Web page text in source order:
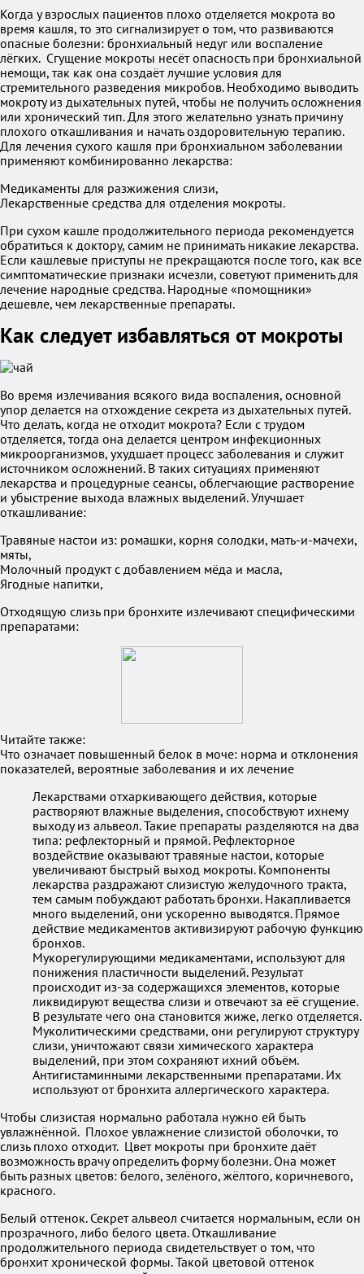
Когда у взрослых пациентов плохо отделяется мокрота во
время кашля, то это сигнализирует о том, что развиваются
опасные болезни: бронхиальный недуг или воспаление
лёгких. Сгущение мокроты несёт опасность при бронхиальной
немощи, так как она создаёт лучшие условия для
стремительного разведения микробов. Необходимо выводить
мокроту из дыхательных путей, чтобы не получить осложнения
или хронический тип. Для этого желательно узнать причину
плохого откашливания и начать оздоровительную терапию.
Для лечения сухого кашля при бронхиальном заболевании
применяют комбинированно лекарства:
Медикаменты для разжижения слизи,
Лекарственные средства для отделения мокроты.
При сухом кашле продолжительного периода рекомендуется
обратиться к доктору, самим не принимать никакие лекарства.
Если кашлевые приступы не прекращаются после того, как все
симптоматические признаки исчезли, советуют применить для
лечение народные средства. Народные «помощники»
дешевле, чем лекарственные препараты.
Как следует избавляться от мокроты
Во время излечивания всякого вида воспаления, основной
упор делается на отхождение секрета из дыхательных путей.
Что делать, когда не отходит мокрота? Если с трудом
отделяется, тогда она делается центром инфекционных
микроорганизмов, ухудшает процесс заболевания и служит
источником осложнений. В таких ситуациях применяют
лекарства и процедурные сеансы, облегчающие растворение
и убыстрение выхода влажных выделений. Улучшает
откашливание:
Травяные настои из: ромашки, корня солодки, мать-и-мачехи,
мяты,
Молочный продукт с добавлением мёда и масла,
Ягодные напитки,
Отходящую слизь при бронхите излечивают специфическими
препаратами:
Читайте также:
Что означает повышенный белок в моче: норма и отклонения
показателей, вероятные заболевания и их лечение
Лекарствами отхаркивающего действия, которые
растворяют влажные выделения, способствуют ихнему
выходу из альвеол. Такие препараты разделяются на два
типа: рефлекторный и прямой. Рефлекторное
воздействие оказывают травяные настои, которые
увеличивают быстрый выход мокроты. Компоненты
лекарства раздражают слизистую желудочного тракта,
тем самым побуждают работать бронхи. Накапливается
много выделений, они ускоренно выводятся. Прямое
действие медикаментов активизируют рабочую функцию
бронхов.
Мукорегулирующими медикаментами, используют для
понижения пластичности выделений. Результат
происходит из-за содержащихся элементов, которые
ликвидируют вещества слизи и отвечают за её сгущение.
В результате чего она становится жиже, легко отделяется.
Муколитическими средствами, они регулируют структуру
слизи, уничтожают связи химического характера
выделений, при этом сохраняют ихний объём.
Антигистаминными лекарственными препаратами. Их
используют от бронхита аллергического характера.
Чтобы слизистая нормально работала нужно ей быть
увлажнённой. Плохое увлажнение слизистой оболочки, то
слизь плохо отходит. Цвет мокроты при бронхите даёт
возможность врачу определить форму болезни. Она может
быть разных цветов: белого, зелёного, жёлтого, коричневого,
красного.
Белый оттенок. Секрет альвеол считается нормальным, если он
прозрачного, либо белого цвета. Откашливание
продолжительного периода свидетельствует о том, что
бронхит хронической формы. Такой цветовой оттенок